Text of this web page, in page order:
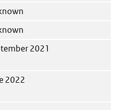
2021
2022